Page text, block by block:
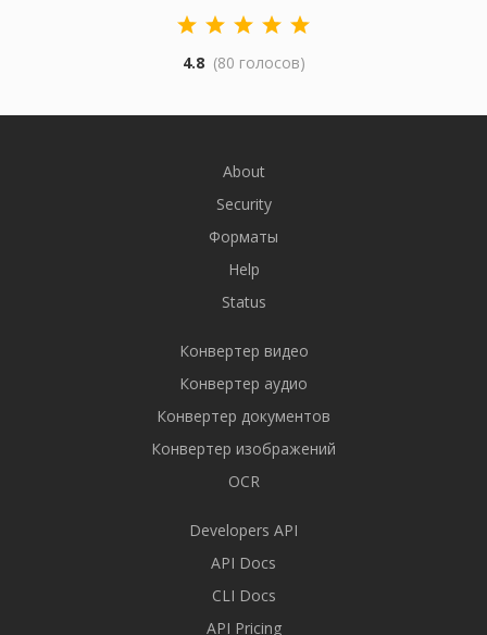
4.8 (80 голосов)
About
Security
Форматы
Help
Status
Конвертер видео
Конвертер аудио
Конвертер документов
Конвертер изображений
OCR
Developers API
API Docs
CLI Docs
API Pricing